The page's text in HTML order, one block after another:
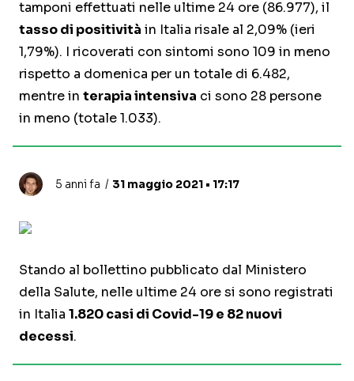
tamponi effettuati nelle ultime 24 ore (86.977), il
tasso di positività in Italia risale al 2,09% (ieri
1,79%). I ricoverati con sintomi sono 109 in meno
rispetto a domenica per un totale di 6.482,
mentre in terapia intensiva ci sono 28 persone
in meno (totale 1.033).
5 anni fa 31 maggio 2021 • 17:17
Stando al bollettino pubblicato dal Ministero
della Salute, nelle ultime 24 ore si sono registrati
in Italia 1.820 casi di Covid-19 e 82 nuovi
decessi.